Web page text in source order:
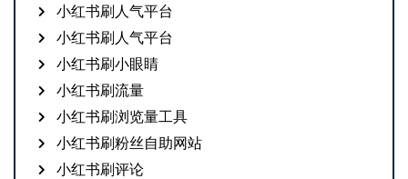
小红书刷人气平台
小红书刷人气平台
小红书刷小眼睛
小红书刷流量
小红书刷浏览量工具
小红书刷粉丝自助网站
小红书刷评论